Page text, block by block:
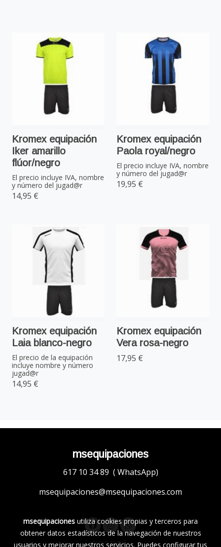
Kromex equipación
Iker amarillo
flúor/negro
El precio incluye IVA, nombre
y número del jugad@r
14,95 €
Kromex equipación
Paola royal/negro
El precio incluye IVA, nombre
y número del jugad@r
19,95 €
Kromex equipación
Laia blanco-negro
El precio de la equipación
incluye nombre y número
jugad@r
14,95 €
Kromex equipación
Vera rosa-negro
17,95 €
msequipaciones
617 10 34 89 ( WhatsApp)
msequipaciones@msequipaciones.com
Aviso legal
msequipaciones utiliza cookies propias y terceros para
obtener datos estadísticos de la navegación de nuestros
usuarios y mejorar nuestros servicios. Puedes configurar tus